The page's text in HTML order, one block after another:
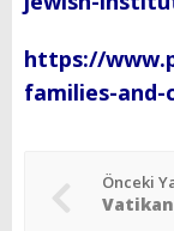
https://
families-and-
Önceki